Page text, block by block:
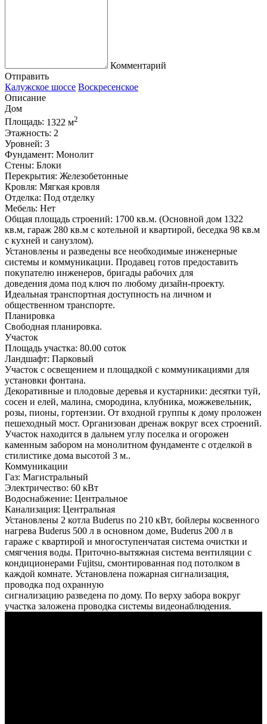
Комментарий
Отправить
Калужское шоссе Воскресенское
Описание
Дом
Площадь: 1322 м2
Этажность: 2
Уровней: 3
Фундамент: Монолит
Стены: Блоки
Перекрытия: Железобетонные
Кровля: Мягкая кровля
Отделка: Под отделку
Мебель: Нет
Общая площадь строений: 1700 кв.м. (Основной дом 1322
кв.м, гараж 280 кв.м с котельной и квартирой, беседка 98 кв.м
с кухней и санузлом).
Установлены и разведены все необходимые инженерные
системы и коммуникации. Продавец готов предоставить
покупателю инженеров, бригады рабочих для
доведения дома под ключ по любому дизайн-проекту.
Идеальная транспортная доступность на личном и
общественном транспорте.
Планировка
Свободная планировка.
Участок
Площадь участка: 80.00 соток
Ландшафт: Парковый
Участок с освещением и площадкой с коммуникациями для
установки фонтана.
Декоративные и плодовые деревья и кустарники: десятки туй,
сосен и елей, малина, смородина, клубника, можжевельник,
розы, пионы, гортензии. От входной группы к дому проложен
пешеходный мост. Организован дренаж вокруг всех строений.
Участок находится в дальнем углу поселка и огорожен
каменным забором на монолитном фундаменте с отделкой в
стилистике дома высотой 3 м..
Коммуникации
Газ: Магистральный
Электричество: 60 кВт
Водоснабжение: Центральное
Канализация: Центральная
Установлены 2 котла Buderus по 210 кВт, бойлеры косвенного
нагрева Buderus 500 л в основном доме, Buderus 200 л в
гараже с квартирой и многоступенчатая система очистки и
смягчения воды. Приточно-вытяжная система вентиляции с
кондиционерами Fujitsu, смонтированная под потолком в
каждой комнате. Установлена пожарная сигнализация,
проводка под охранную
сигнализацию разведена по дому. По верху забора вокруг
участка заложена проводка системы видеонаблюдения.